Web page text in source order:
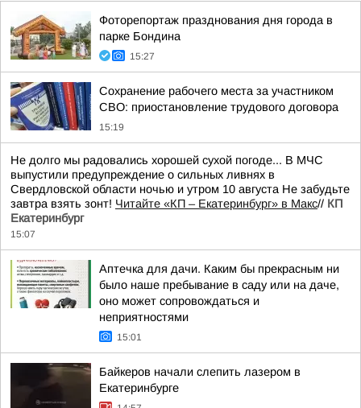
Фоторепортаж празднования дня города в
парке Бондина
15:27
Сохранение рабочего места за участником
СВО: приостановление трудового договора
15:19
Не долго мы радовались хорошей сухой погоде... В МЧС
выпустили предупреждение о сильных ливнях в
Свердловской области ночью и утром 10 августа Не забудьте
завтра взять зонт! Читайте «КП – Екатеринбург» в Макс// КП
Екатеринбург
15:07
Аптечка для дачи. Каким бы прекрасным ни
было наше пребывание в саду или на даче,
оно может сопровождаться и
неприятностями
15:01
Байкеров начали слепить лазером в
Екатеринбурге